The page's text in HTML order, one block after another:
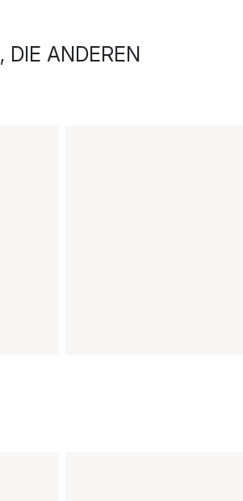
DIE ANDEREN